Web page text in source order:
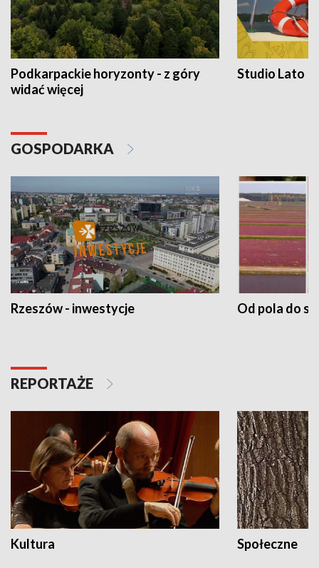
Podkarpackie horyzonty - z góry
widać więcej
Studio Lato
GOSPODARKA
Rzeszów - inwestycje Od pola do
REPORTAŻE
Kultura Społeczne